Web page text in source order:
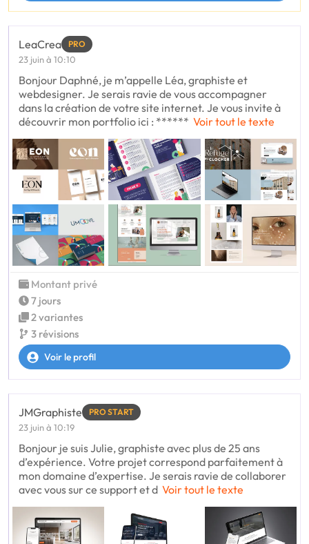
LeaCrea PRO
23 juin à 10:10
Bonjour Daphné, je m’appelle Léa, graphiste et
webdesigner. Je serais ravie de vous accompagner
dans la création de votre site internet. Je vous invite à
découvrir mon portfolio ici : ****** Voir tout le texte
Montant privé
7 jours
2 variantes
3 révisions
Voir le profil
JMGraphiste PRO START
23 juin à 10:19
Bonjour je suis Julie, graphiste avec plus de 25 ans
d’expérience. Votre projet correspond parfaitement à
mon domaine d’expertise. Je serais ravie de collaborer
avec vous sur ce support et d Voir tout le texte